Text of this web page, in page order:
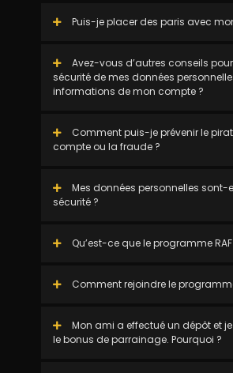
Puis-je placer des paris avec
Avez-vous d’autres conseils
sécurité de mes données
informations de mon compte ?
Comment puis-je prévenir le
compte ou la fraude ?
Mes données personnelles sont-
sécurité ?
Qu’est-ce que le programme RAF
Comment rejoindre le
Mon ami a effectué un dépôt et
le bonus de parrainage. Pourquoi ?